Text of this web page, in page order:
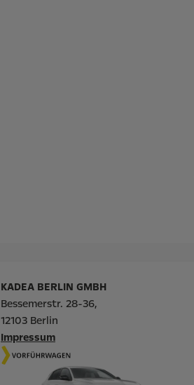
KADEA BERLIN GMBH
Bessemerstr. 28-36,
12103 Berlin
Impressum